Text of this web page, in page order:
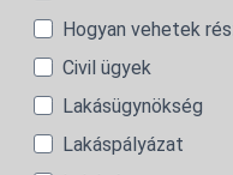
Hogyan vehetek
Civil ügyek
Lakásügynökség
Lakáspályázat